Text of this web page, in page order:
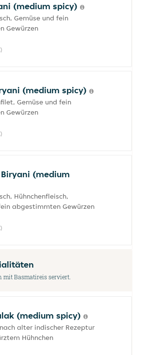
(medium spicy)
Gemüse und fein
Gewürzen
(medium spicy)
Gemüse und fein
Gewürzen
(medium
Hühnchenfleisch,
abgestimmten Gewürzen
mit Basmatireis serviert.
(medium spicy)
alter indischer Rezeptur
Hühnchen